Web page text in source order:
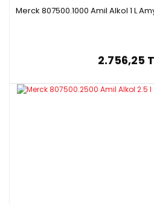
Merck 807500.1000 Amil Alkol 1 L
2.756,25